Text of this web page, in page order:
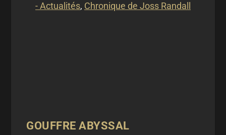
- Actualités, Chronique de Joss Randall
GOUFFRE ABYSSAL